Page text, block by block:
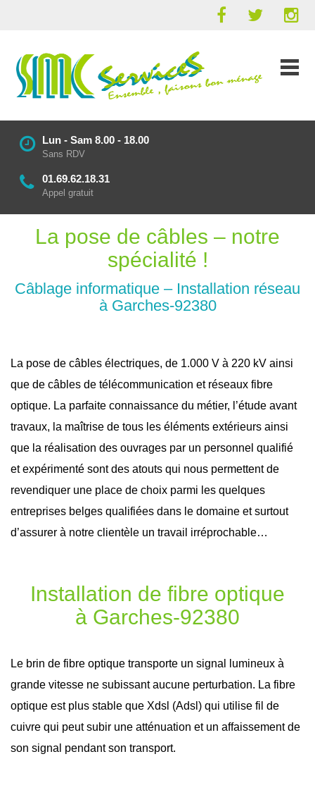
Lun - Sam 8.00 - 18.00
Sans RDV
01.69.62.18.31
Appel gratuit
La pose de câbles – notre
spécialité !
Câblage informatique – Installation réseau
à Garches-92380
La pose de câbles électriques, de 1.000 V à 220 kV ainsi
que de câbles de télécommunication et réseaux fibre
optique. La parfaite connaissance du métier, l’étude avant
travaux, la maîtrise de tous les éléments extérieurs ainsi
que la réalisation des ouvrages par un personnel qualifié
et expérimenté sont des atouts qui nous permettent de
revendiquer une place de choix parmi les quelques
entreprises belges qualifiées dans le domaine et surtout
d’assurer à notre clientèle un travail irréprochable…
Installation de fibre optique
à Garches-92380
Le brin de fibre optique transporte un signal lumineux à
grande vitesse ne subissant aucune perturbation. La fibre
optique est plus stable que Xdsl (Adsl) qui utilise fil de
cuivre qui peut subir une atténuation et un affaissement de
son signal pendant son transport.